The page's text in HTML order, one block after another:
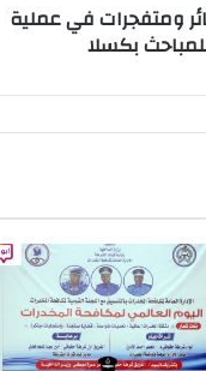
ومتفجرات في عملية
بكسلا